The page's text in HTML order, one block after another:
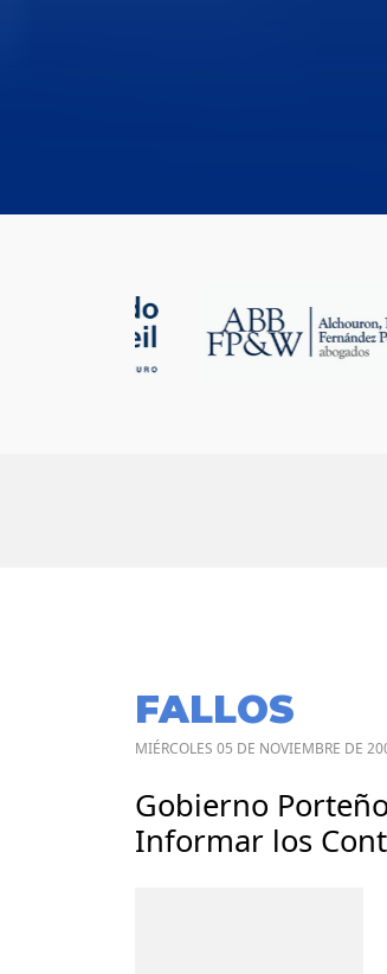
FALLOS
MIÉRCOLES 05 DE NOVIEMBRE DE
Gobierno
Informar los